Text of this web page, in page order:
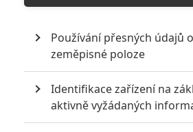
Galerie k filmu
Bartlett
« Předchozí
Používání přesných údajů o
zeměpisné poloze
Identifikace zařízení na
aktivně vyžádaných